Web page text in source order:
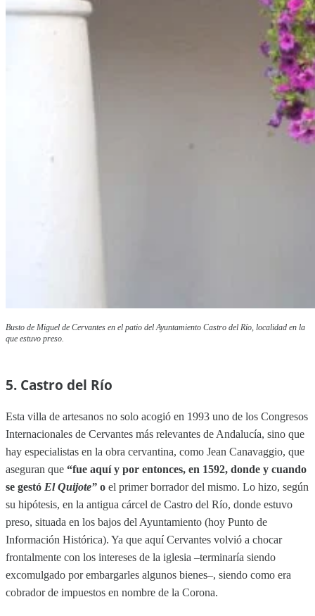
Busto de Miguel de Cervantes en el patio del Ayuntamiento Castro del Río, localidad en la
que estuvo preso.
5. Castro del Río
Esta villa de artesanos no solo acogió en 1993 uno de los Congresos
Internacionales de Cervantes más relevantes de Andalucía, sino que
hay especialistas en la obra cervantina, como Jean Canavaggio, que
aseguran que “fue aquí y por entonces, en 1592, donde y cuando
se gestó El Quijote” o el primer borrador del mismo. Lo hizo, según
su hipótesis, en la antigua cárcel de Castro del Río, donde estuvo
preso, situada en los bajos del Ayuntamiento (hoy Punto de
Información Histórica). Ya que aquí Cervantes volvió a chocar
frontalmente con los intereses de la iglesia –terminaría siendo
excomulgado por embargarles algunos bienes–, siendo como era
cobrador de impuestos en nombre de la Corona.